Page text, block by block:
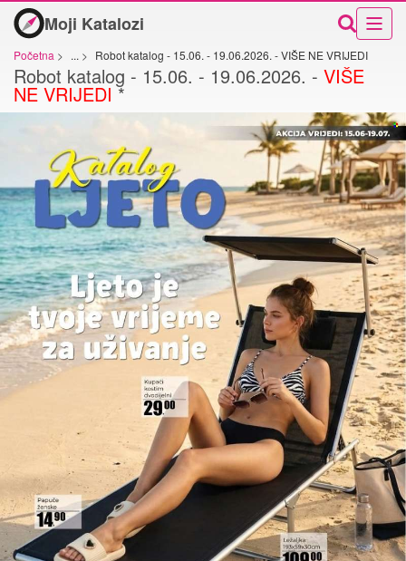
Moji Katalozi
Početna > ... > Robot katalog - 15.06. - 19.06.2026. - VIŠE NE VRIJEDI
Robot katalog - 15.06. - 19.06.2026. - VIŠE
NE VRIJEDI *